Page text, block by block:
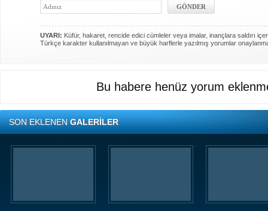
UYARI: Küfür, hakaret, rencide edici cümleler veya imalar, inançlara saldırı
Türkçe karakter kullanılmayan ve büyük harflerle yazılmış yorumlar
Bu habere henüz yorum
SON EKLENENGALERİLER